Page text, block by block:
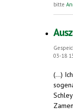
bitte
03-18
(...)